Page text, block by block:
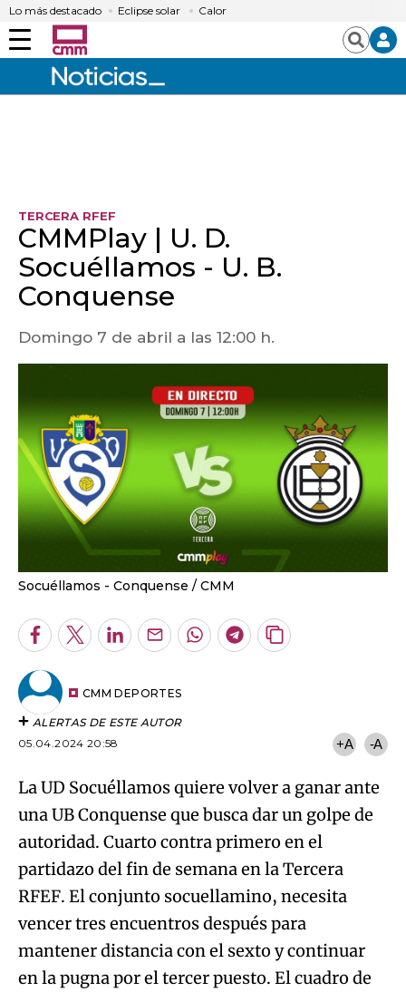
Lo más destacado Eclipse solar Calor
Menú Buscar
TERCERA RFEF
CMMPlay | U. D.
Socuéllamos - U. B.
Conquense
Domingo 7 de abril a las 12:00 h.
Socuéllamos - Conquense CMM
Facebook
TwitterLinkedInEnviarWhatsapp
Telegram
Copiar
CMM DEPORTES
ALERTAS DE ESTE AUTOR
05.04.2024 20:58
+A -A
La UD Socuéllamos quiere volver a ganar ante
una UB Conquense que busca dar un golpe de
autoridad. Cuarto contra primero en el
partidazo del fin de semana en la Tercera
RFEF. El conjunto socuellamino, necesita
vencer tres encuentros después para
mantener distancia con el sexto y continuar
en la pugna por el tercer puesto. El cuadro de